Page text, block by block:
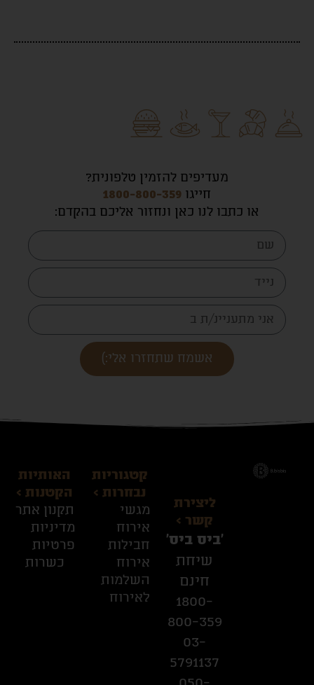
מעדיפים להזמין טלפונית?
חייגו1800-800-359
או כתבו לנו כאן ונחזור אליכם בהקדם:
אשמח שתחזרו אלי:)
ליצירת
קשר >
׳ביס ביס׳
שיחת
חינם
1800-
800-359
03-
5791137
קטגוריות
נבחרות >
מגשי
אירוח
חבילות
אירוח
השלמות
לאירוח
האותיות
הקטנות >
תקנון אתר
מדיניות
פרטיות
כשרות